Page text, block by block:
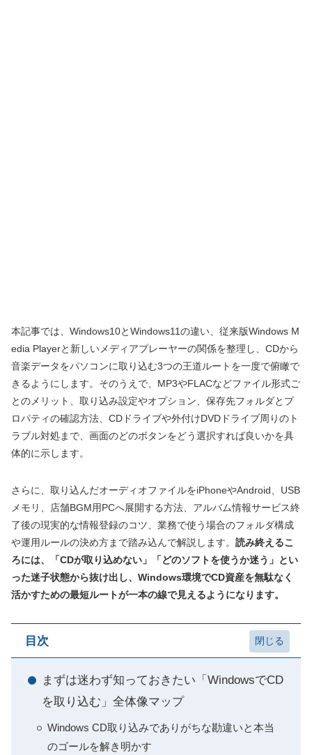
本記事では、Windows10とWindows11の違い、従来版Windows M
edia Playerと新しいメディアプレーヤーの関係を整理し、CDから
音楽データをパソコンに取り込む3つの王道ルートを一度で俯瞰で
きるようにします。そのうえで、MP3やFLACなどファイル形式ご
とのメリット、取り込み設定やオプション、保存先フォルダとプ
ロパティの確認方法、CDドライブや外付けDVDドライブ周りのト
ラブル対処まで、画面のどのボタンをどう選択すれば良いかを具
体的に示します。
さらに、取り込んだオーディオファイルをiPhoneやAndroid、USB
メモリ、店舗BGM用PCへ展開する方法、アルバム情報サービス終
了後の現実的な情報登録のコツ、業務で使う場合のフォルダ構成
や運用ルールの決め方まで踏み込んで解説します。 読み終えるこ
ろには、「CDが取り込めない」「どのソフトを使うか迷う」とい
った迷子状態から抜け出し、Windows環境でCD資産を無駄なく
活かすための最短ルートが一本の線で見えるようになります。
目次
まずは迷わず知っておきたい「WindowsでCD
を取り込む」全体像マップ
Windows CD取り込みでありがちな勘違いと本当
のゴールを解き明かす